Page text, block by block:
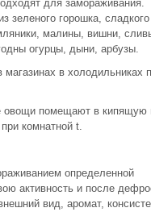
для замораживания.
зеленого горошка,
малины, вишни,
огурцы, дыни, арбузы.
в холодильниках
овощи помещают в кипящую
комнатной t.
определенной
активность и после
вид, аромат,